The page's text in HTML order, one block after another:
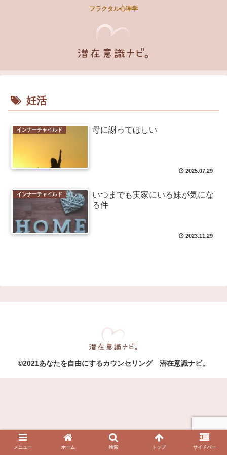
フラクタル心理学
妊活
インナーチャイルド 母に謝ってほしい
2025.07.29
インナーチャイルド
いつまでも実家にいる妹が気にな
る件
2023.11.29
©2021あなたを自由にするカウンセリング 潜在意識ナビ。
メニュー ホーム 検索 トップ サイドバー